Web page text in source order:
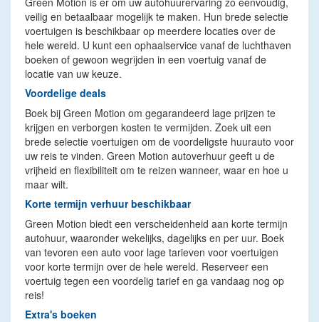
veilig en betaalbaar mogelijk te maken. Hun brede selectie
voertuigen is beschikbaar op meerdere locaties over de
hele wereld. U kunt een ophaalservice vanaf de luchthaven
boeken of gewoon wegrijden in een voertuig vanaf de
locatie van uw keuze.
Voordelige deals
Boek bij Green Motion om gegarandeerd lage prijzen te
krijgen en verborgen kosten te vermijden. Zoek uit een
brede selectie voertuigen om de voordeligste huurauto voor
uw reis te vinden. Green Motion autoverhuur geeft u de
vrijheid en flexibiliteit om te reizen wanneer, waar en hoe u
maar wilt.
Korte termijn verhuur beschikbaar
Green Motion biedt een verscheidenheid aan korte termijn
autohuur, waaronder wekelijks, dagelijks en per uur. Boek
van tevoren een auto voor lage tarieven voor voertuigen
voor korte termijn over de hele wereld. Reserveer een
voertuig tegen een voordelig tarief en ga vandaag nog op
reis!
Extra's boeken